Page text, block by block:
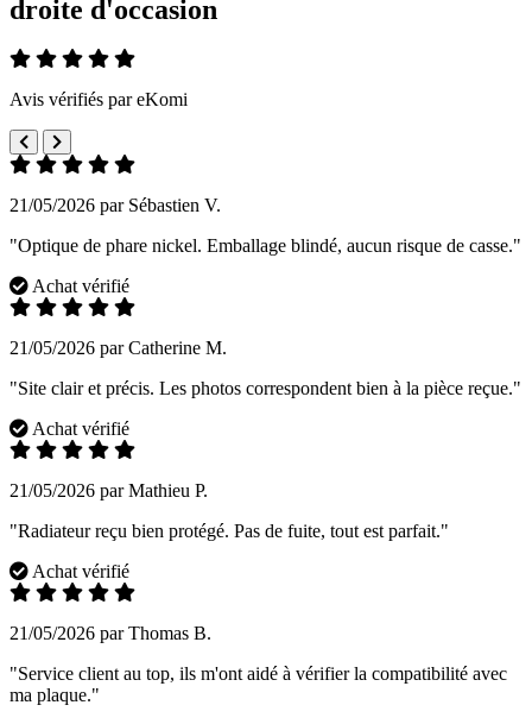
droite d'occasion
Avis vérifiés par eKomi
21/05/2026 par Sébastien V.
"Optique de phare nickel. Emballage blindé, aucun risque de casse."
Achat vérifié
21/05/2026 par Catherine M.
"Site clair et précis. Les photos correspondent bien à la pièce reçue."
Achat vérifié
21/05/2026 par Mathieu P.
"Radiateur reçu bien protégé. Pas de fuite, tout est parfait."
Achat vérifié
21/05/2026 par Thomas B.
"Service client au top, ils m'ont aidé à vérifier la compatibilité avec
ma plaque."